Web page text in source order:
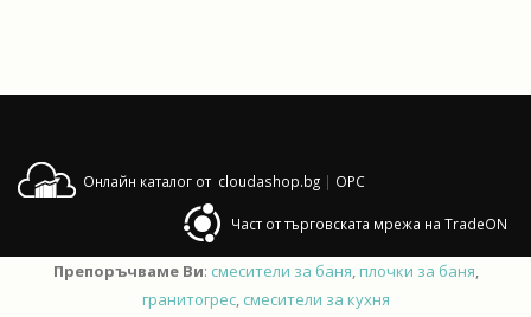
Онлайн каталог от cloudashop.bg | OPC
Част от търговската мрежа на TradeON
Препоръчваме Ви: смесители за баня, плочки за баня,
гранитогрес, смесители за кухня